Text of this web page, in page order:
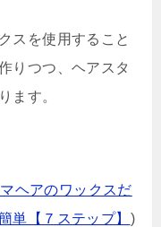
スを使用すること
りつつ、ヘアスタ
ます。
ヘアのワックスだ
単【７ステップ】 )